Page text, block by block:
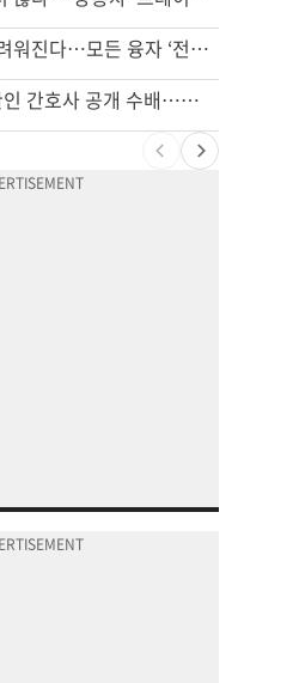
콘도 사기 더 어려워진다…모든 융자 ‘전체 심사’
'14년째 도피' 한인 간호사 공개 수배…메디케어 사기 유죄